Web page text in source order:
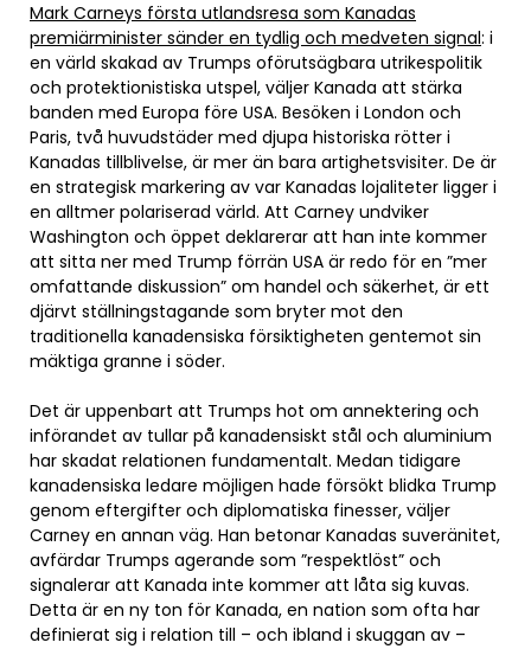
Mark Carneys första utlandsresa som Kanadas
premiärminister sänder en tydlig och medveten signal: i
en värld skakad av Trumps oförutsägbara utrikespolitik
och protektionistiska utspel, väljer Kanada att stärka
banden med Europa före USA. Besöken i London och
Paris, två huvudstäder med djupa historiska rötter i
Kanadas tillblivelse, är mer än bara artighetsvisiter. De är
en strategisk markering av var Kanadas lojaliteter ligger i
en alltmer polariserad värld. Att Carney undviker
Washington och öppet deklarerar att han inte kommer
att sitta ner med Trump förrän USA är redo för en ”mer
omfattande diskussion” om handel och säkerhet, är ett
djärvt ställningstagande som bryter mot den
traditionella kanadensiska försiktigheten gentemot sin
mäktiga granne i söder.
Det är uppenbart att Trumps hot om annektering och
införandet av tullar på kanadensiskt stål och aluminium
har skadat relationen fundamentalt. Medan tidigare
kanadensiska ledare möjligen hade försökt blidka Trump
genom eftergifter och diplomatiska finesser, väljer
Carney en annan väg. Han betonar Kanadas suveränitet,
avfärdar Trumps agerande som ”respektlöst” och
signalerar att Kanada inte kommer att låta sig kuvas.
Detta är en ny ton för Kanada, en nation som ofta har
definierat sig i relation till – och ibland i skuggan av –